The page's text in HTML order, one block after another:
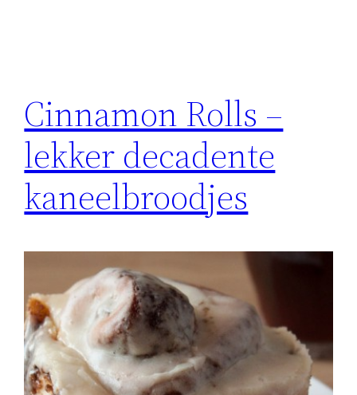
Cinnamon Rolls –
lekker decadente
kaneelbroodjes